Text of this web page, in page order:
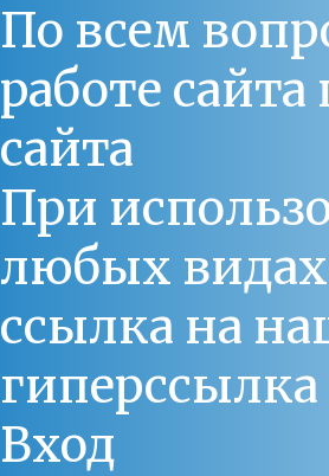
По всем
работе
сайта
При
любых
ссылка на
Вход